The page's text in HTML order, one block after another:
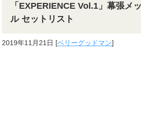
「EXPERIENCE Vol.1」幕張メ
ル セットリスト
2019年11月21日 [ベリーグッドマン]